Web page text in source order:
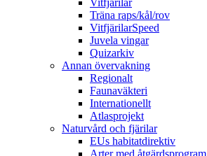
Träna raps/kål/rov
VitfjärilarSpeed
Juvela vingar
Quizarkiv
Annan övervakning
Regionalt
Faunaväkteri
Internationellt
Atlasprojekt
Naturvård och fjärilar
EUs habitatdirektiv
Arter med åtgärdsprogram